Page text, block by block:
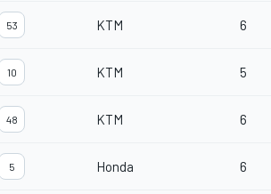
53 KTM 6
10 KTM 5
48 KTM 6
5 Honda 6